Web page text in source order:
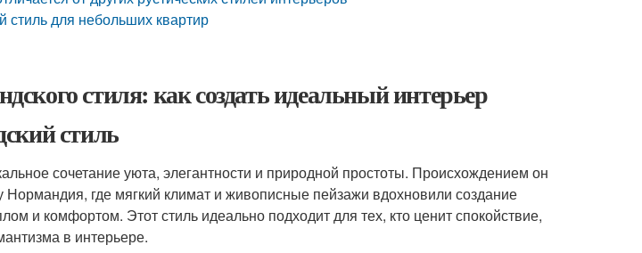
стиль для небольших квартир
стиля: как создать идеальный интерьер
стиль
сочетание уюта, элегантности и природной простоты. Происхождением он
Нормандия, где мягкий климат и живописные пейзажи вдохновили создание
и комфортом. Этот стиль идеально подходит для тех, кто ценит спокойствие,
в интерьере.